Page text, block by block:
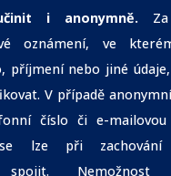
i anonymně.Za
oznámení, ve
příjmení nebo jiné
V případě
číslo či e-mailovou
se lze při
spojit.